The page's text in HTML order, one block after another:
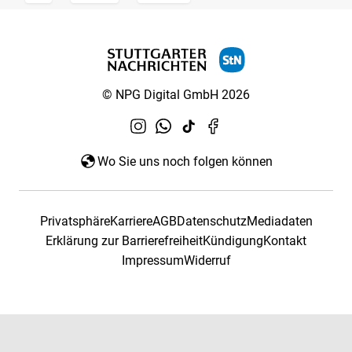
© NPG Digital GmbH 2026
Wo Sie uns noch folgen können
PrivatsphäreKarriereAGBDatenschutzMediadaten
Erklärung zur BarrierefreiheitKündigungKontakt
ImpressumWiderruf